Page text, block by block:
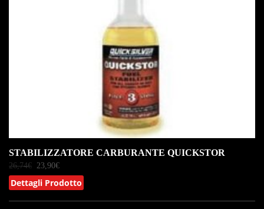
STABILIZZATORE CARBURANTE QUICKSTOR
26,74€ 23,90€
Dettagli Prodotto